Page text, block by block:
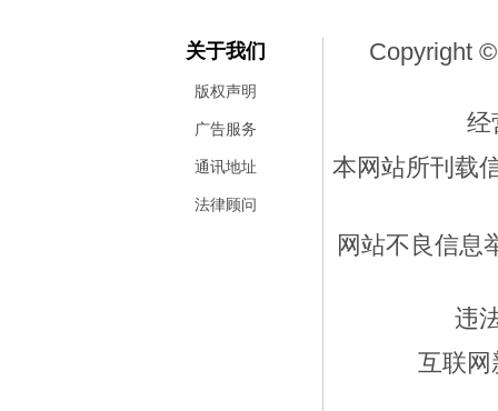
关于我们
版权声明
广告服务
通讯地址
法律顾问
Copyright
经
本网站所刊载
网站不良信息
违
互联网